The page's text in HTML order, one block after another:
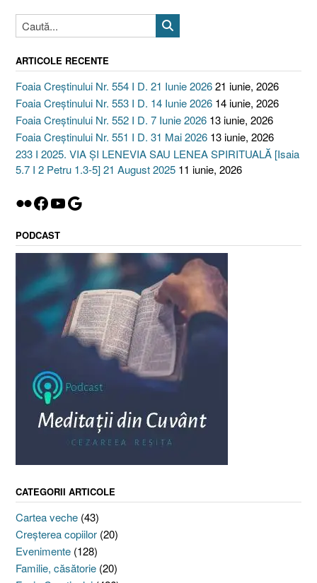
ARTICOLE RECENTE
Foaia Creștinului Nr. 554 I D. 21 Iunie 202621 iunie, 2026
Foaia Creștinului Nr. 553 I D. 14 Iunie 2026 14 iunie, 2026
Foaia Creștinului Nr. 552 I D. 7 Iunie 2026 13 iunie, 2026
Foaia Creștinului Nr. 551 I D. 31 Mai 2026 13 iunie, 2026
233 I 2025. VIA ȘI LENEVIA SAU LENEA SPIRITUALĂ [Isaia
5.7 I 2 Petru 1.3-5] 21 August 2025 11 iunie, 2026
Flickr
Facebook
YouTube
Google
PODCAST
CATEGORII ARTICOLE
Cartea veche (43)
Creşterea copiilor (20)
Evenimente (128)
Familie, căsătorie (20)